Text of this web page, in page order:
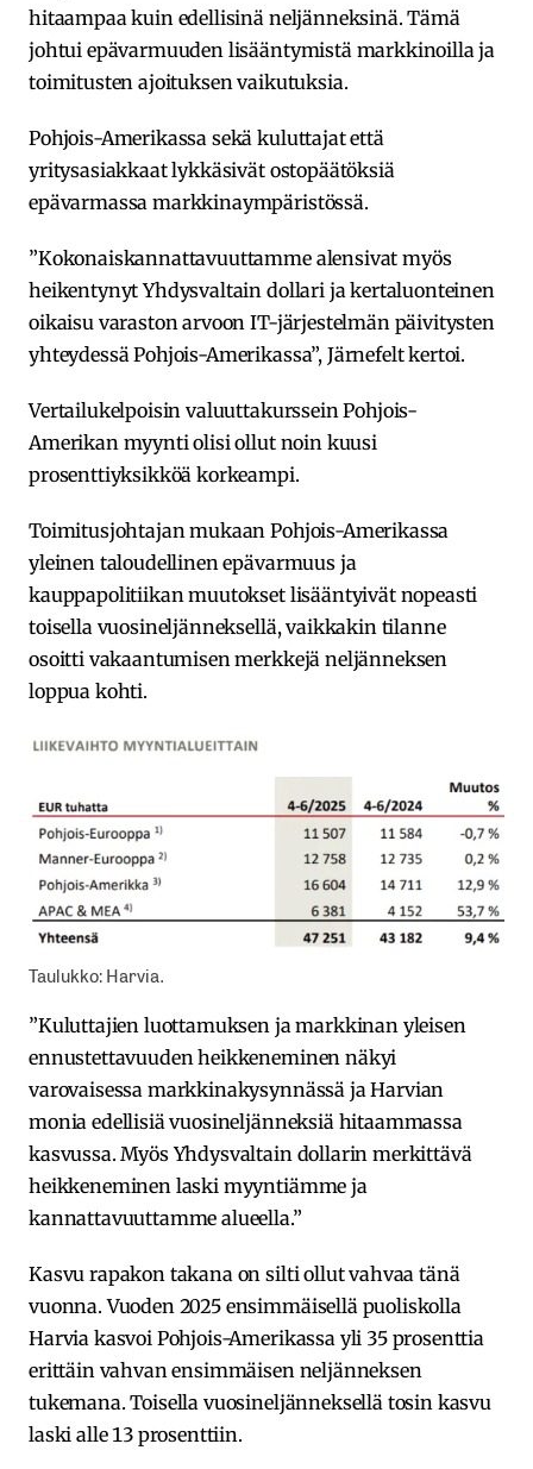
hitaampaa kuin edellisinä neljänneksinä. Tämä
johtui epävarmuuden lisääntymistä markkinoilla ja
toimitusten ajoituksen vaikutuksia.
Pohjois-Amerikassa sekä kuluttajat että
yritysasiakkaat lykkäsivät ostopäätöksiä
epävarmassa markkinaympäristössä.
”Kokonaiskannattavuuttamme alensivat myös
heikentynyt Yhdysvaltain dollari ja kertaluonteinen
oikaisu varaston arvoon IT-järjestelmän päivitysten
yhteydessä Pohjois-Amerikassa”, Järnefelt kertoi.
Vertailukelpoisin valuuttakurssein Pohjois-
Amerikan myynti olisi ollut noin kuusi
prosenttiyksikköä korkeampi.
Toimitusjohtajan mukaan Pohjois-Amerikassa
yleinen taloudellinen epävarmuus ja
kauppapolitiikan muutokset lisääntyivät nopeasti
toisella vuosineljänneksellä, vaikkakin tilanne
osoitti vakaantumisen merkkejä neljänneksen
loppua kohti.
Taulukko: Harvia.
”Kuluttajien luottamuksen ja markkinan yleisen
ennustettavuuden heikkeneminen näkyi
varovaisessa markkinakysynnässä ja Harvian
monia edellisiä vuosineljänneksiä hitaammassa
kasvussa. Myös Yhdysvaltain dollarin merkittävä
heikkeneminen laski myyntiämme ja
kannattavuuttamme alueella.”
Kasvu rapakon takana on silti ollut vahvaa tänä
vuonna. Vuoden 2025 ensimmäisellä puoliskolla
Harvia kasvoi Pohjois-Amerikassa yli 35 prosenttia
erittäin vahvan ensimmäisen neljänneksen
tukemana. Toisella vuosineljänneksellä tosin kasvu
laski alle 13 prosenttiin.